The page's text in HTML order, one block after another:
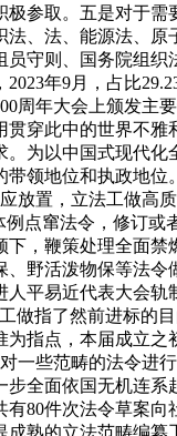
参取。五是对于
、法、能源法、
守则、国务院组
年9月，占比
周年大会上颁发
穿此中的世界不
为以中国式现代
领地位和执政地
放置，立法工做高
点窜法令，修订
，鞭策处理全面
野活泼物保等法
平易近代表大会
做指了然前进标的
指点，本届成立
一些范畴的法令进
全面依国无机连
80件次法令草案
熟的立法范畴编